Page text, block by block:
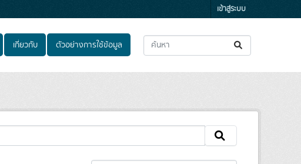
เข้าสู่ระบบ
เกี่ยวกับ ตัวอย่างการใช้ข้อมูล